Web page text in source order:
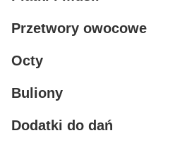
Przetwory owocowe
Octy
Buliony
Dodatki do dań